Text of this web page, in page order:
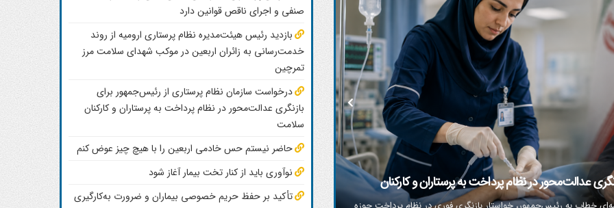
عدالت‌محور در نظام پرداخت به پرستاران و کارکنان
حاضر نیستم حس خادمی اربعین را با هیچ چیز عوض کنم
صنفی و اجرای ناقص قوانین دارد
بازدید رئیس هیئت‌مدیره نظام پرستاری ارومیه از روند
خدمت‌رسانی به زائران اربعین در موکب شهدای سلامت مرز
تمرچین
درخواست سازمان نظام پرستاری از رئیس‌جمهور برای
بازنگری عدالت‌محور در نظام پرداخت به پرستاران و کارکنان
سلامت
حاضر نیستم حس خادمی اربعین را با هیچ چیز عوض کنم
نوآوری باید از کنار تخت بیمار آغاز شود
تأکید بر حفظ حریم خصوصی بیماران و ضرورت به‌کارگیری